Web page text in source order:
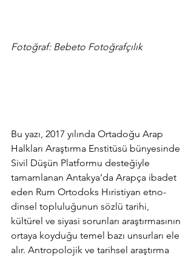
Fotoğraf: Bebeto Fotoğrafçılık
Bu yazı, 2017 yılında Ortadoğu Arap
Halkları Araştırma Enstitüsü bünyesinde
Sivil Düşün Platformu desteğiyle
tamamlanan Antakya’da Arapça ibadet
eden Rum Ortodoks Hıristiyan etno-
dinsel topluluğunun sözlü tarihi,
kültürel ve siyasi sorunları araştırmasının
ortaya koyduğu temel bazı unsurları ele
alır. Antropolojik ve tarihsel araştırma